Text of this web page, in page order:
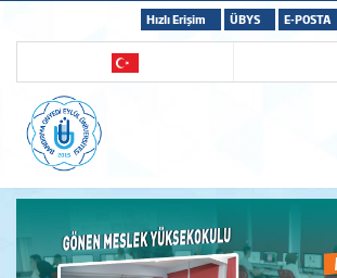
Hızlı Erişim ÜBYS E-POSTA